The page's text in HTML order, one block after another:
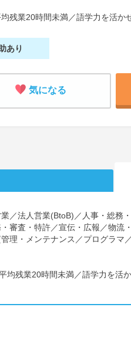
均残業20時間未満／語学力を活か
あり
気になる
／法人営業(BtoB)／人事・総務
審査・特許／宣伝・広報／物
理・メンテナンス／プログラマ
均残業20時間未満／語学力を活